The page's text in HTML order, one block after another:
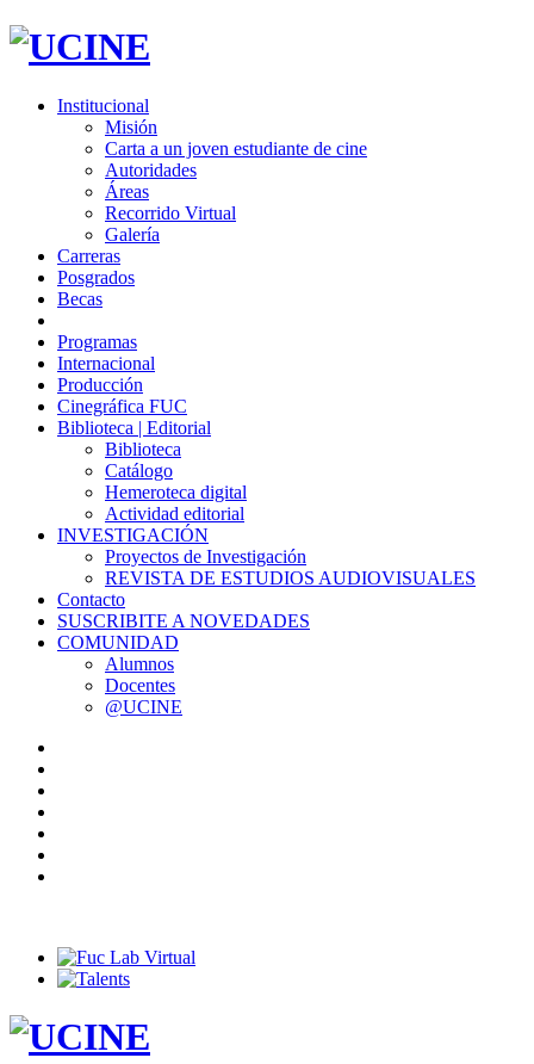
Institucional
Misión
Carta a un joven estudiante de cine
Autoridades
Áreas
Recorrido Virtual
Galería
Carreras
Posgrados
Becas
Programas
Internacional
Producción
Cinegráfica FUC
Biblioteca | Editorial
Biblioteca
Catálogo
Hemeroteca digital
Actividad editorial
INVESTIGACIÓN
Proyectos de Investigación
REVISTA DE ESTUDIOS AUDIOVISUALES
Contacto
SUSCRIBITE A NOVEDADES
COMUNIDAD
Alumnos
Docentes
@UCINE